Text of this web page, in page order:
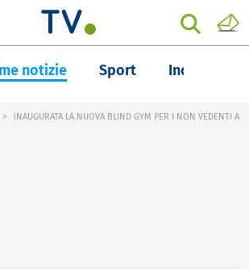
notizie Sport Inchieste
INAUGURATA LA NUOVA BLIND GYM PER I NON VEDENTI A